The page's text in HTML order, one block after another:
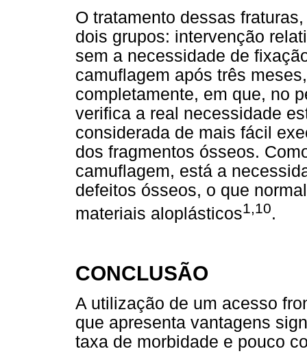
O tratamento dessas
dois grupos: intervenção
sem a necessidade de
camuflagem após três
completamente, em que, no
verifica a real necessidade
considerada de mais fácil
dos fragmentos ósseos.
camuflagem, está a
defeitos ósseos, o que
materiais aloplásticos1,10.
CONCLUSÃO
A utilização de um acesso
que apresenta vantagens
taxa de morbidade e pouco